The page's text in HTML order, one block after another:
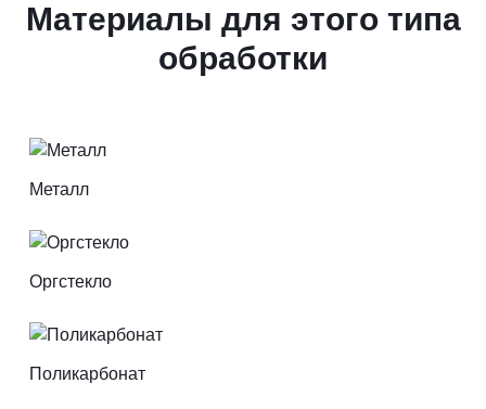
Материалы для этого типа
обработки
Металл
Оргстекло
Поликарбонат